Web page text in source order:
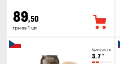
89,50
грн за 1 шт
Крепость
3.7 °